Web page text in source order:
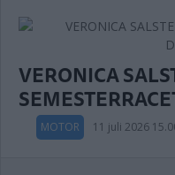
VERONICA
MOTOR 11 juli 2026